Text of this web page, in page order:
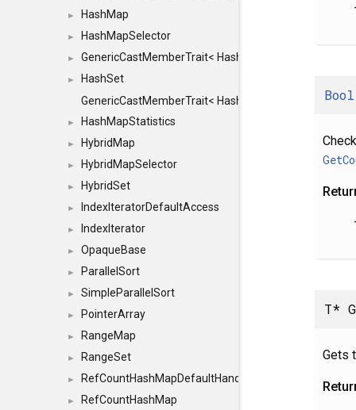
► HashMap
► HashMapSelector
► GenericCastMemberTrait< HashMap< K_TO, V_TO >,
►
HashSet
GenericCastMemberTrait< HashSet< TO >, HashSet<
► HashMapStatistics
► HybridMap
► HybridMapSelector
► HybridSet
► IndexIteratorDefaultAccess
► IndexIterator
► OpaqueBase
► ParallelSort
► SimpleParallelSort
► PointerArray
► RangeMap
► RangeSet
► RefCountHashMapDefaultHandler
► RefCountHashMap
Bool
T*
Gets